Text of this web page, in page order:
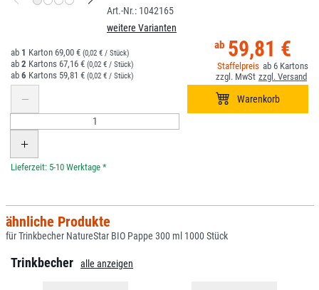
1042165
weitere Varianten
59,81 €
6
1 69,00 € (0,02 € / Stück)
2 67,16 € (0,02 € / Stück)
6 59,81 € (0,02 € / Stück)
*
ähnliche Produkte
für Trinkbecher NatureStar BIO Pappe 300 ml 1000 Stück
Trinkbecher alle anzeigen